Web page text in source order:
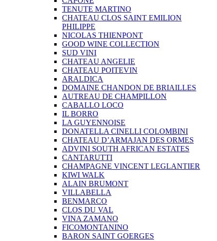
TENUTE MARTINO
CHATEAU CLOS SAINT EMILION
PHILIPPE
NICOLAS THIENPONT
GOOD WINE COLLECTION
SUD VINI
CHATEAU ANGELIE
CHATEAU POITEVIN
ARALDICA
DOMAINE CHANDON DE BRIAILLES
AUTREAU DE CHAMPILLON
CABALLO LOCO
IL BORRO
LA GUYENNOISE
DONATELLA CINELLI COLOMBINI
CHATEAU D’ARMAJAN DES ORMES
ADVINI SOUTH AFRICAN ESTATES
CANTARUTTI
CHAMPAGNE VINCENT LEGLANTIER
KIWI WALK
ALAIN BRUMONT
VILLABELLA
BENMARCO
CLOS DU VAL
VINA ZAMANO
FICOMONTANINO
BARON SAINT GOERGES